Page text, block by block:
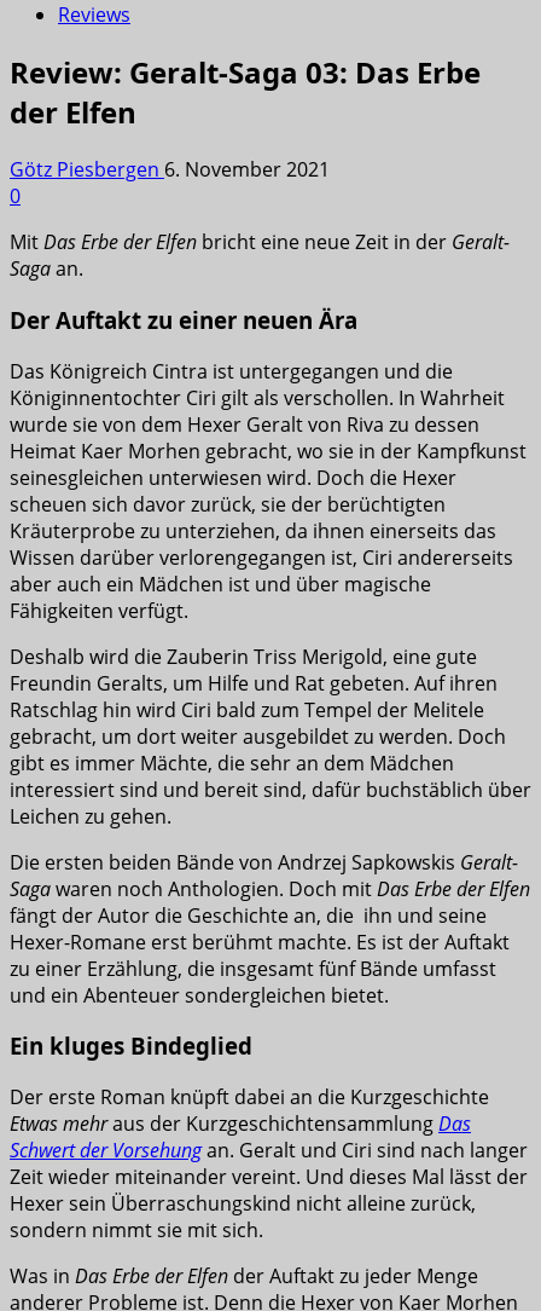
Reviews
Review: Geralt-Saga 03: Das Erbe
der Elfen
Götz Piesbergen 6. November 2021
0
MitDas Erbe der Elfen bricht eine neue Zeit in der Geralt-
Sagaan.
Der Auftakt zu einer neuen Ära
Das Königreich Cintra ist untergegangen und die
Königinnentochter Ciri gilt als verschollen. In Wahrheit
wurde sie von dem Hexer Geralt von Riva zu dessen
Heimat Kaer Morhen gebracht, wo sie in der Kampfkunst
seinesgleichen unterwiesen wird. Doch die Hexer
scheuen sich davor zurück, sie der berüchtigten
Kräuterprobe zu unterziehen, da ihnen einerseits das
Wissen darüber verlorengegangen ist, Ciri andererseits
aber auch ein Mädchen ist und über magische
Fähigkeiten verfügt.
Deshalb wird die Zauberin Triss Merigold, eine gute
Freundin Geralts, um Hilfe und Rat gebeten. Auf ihren
Ratschlag hin wird Ciri bald zum Tempel der Melitele
gebracht, um dort weiter ausgebildet zu werden. Doch
gibt es immer Mächte, die sehr an dem Mädchen
interessiert sind und bereit sind, dafür buchstäblich über
Leichen zu gehen.
Die ersten beiden Bände von Andrzej Sapkowskis Geralt-
Sagawaren noch Anthologien. Doch mitDas Erbe der Elfen
fängt der Autor die Geschichte an, die ihn und seine
Hexer-Romane erst berühmt machte. Es ist der Auftakt
zu einer Erzählung, die insgesamt fünf Bände umfasst
und ein Abenteuer sondergleichen bietet.
Ein kluges Bindeglied
Der erste Roman knüpft dabei an die Kurzgeschichte
Etwas mehraus der KurzgeschichtensammlungDas
Schwert der Vorsehungan. Geralt und Ciri sind nach langer
Zeit wieder miteinander vereint. Und dieses Mal lässt der
Hexer sein Überraschungskind nicht alleine zurück,
sondern nimmt sie mit sich.
Was in Das Erbe der Elfen der Auftakt zu jeder Menge
anderer Probleme ist. Denn die Hexer von Kaer Morhen